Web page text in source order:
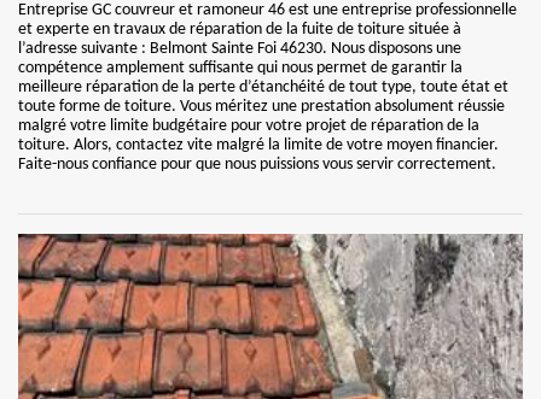
Entreprise GC couvreur et ramoneur 46 est une entreprise professionnelle
et experte en travaux de réparation de la fuite de toiture située à
l’adresse suivante : Belmont Sainte Foi 46230. Nous disposons une
compétence amplement suffisante qui nous permet de garantir la
meilleure réparation de la perte d’étanchéité de tout type, toute état et
toute forme de toiture. Vous méritez une prestation absolument réussie
malgré votre limite budgétaire pour votre projet de réparation de la
toiture. Alors, contactez vite malgré la limite de votre moyen financier.
Faite-nous confiance pour que nous puissions vous servir correctement.